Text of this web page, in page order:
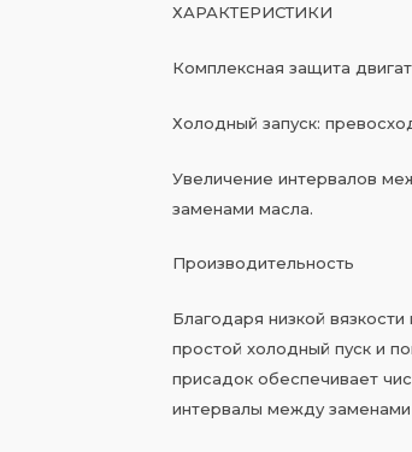
ХАРАКТЕРИСТИКИ
Комплексная защита
Холодный запуск:
Увеличение интервалов
заменами масла.
Производительность
Благодаря низкой
простой холодный пуск и
присадок обеспечивает
интервалы между заменами